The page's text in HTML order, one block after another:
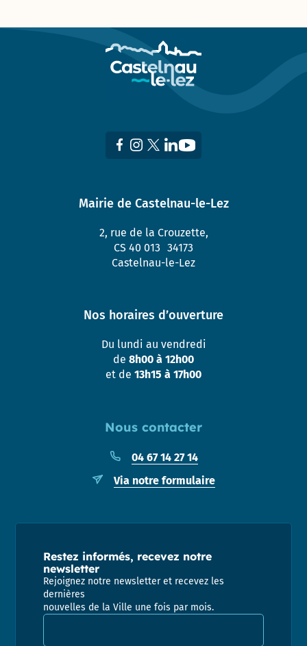
Nous contacter
04 67 14 27 14
Via notre formulaire
Mairie de Castelnau-le-Lez
2, rue de la Crouzette,
CS 40 013 34173
Castelnau-le-Lez
Nos horaires d’ouverture
Du lundi au vendredi
de 8h00 à 12h00
et de 13h15 à 17h00
Restez informés, recevez notre
newsletter
Rejoignez notre newsletter et recevez les
dernières
nouvelles de la Ville une fois par mois.
Adresse email pour la newsletter